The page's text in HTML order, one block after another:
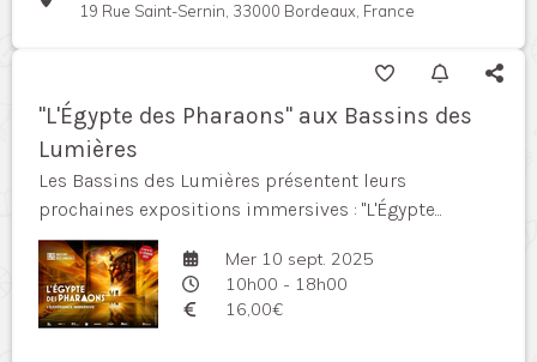
19 Rue Saint-Sernin, 33000 Bordeaux, France
"L'Égypte des Pharaons" aux Bassins des
Lumières
Les Bassins des Lumières présentent leurs
prochaines expositions immersives : "L'Égypte...
Mer 10 sept. 2025
10h00 - 18h00
16,00€